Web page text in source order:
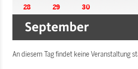
28
29 30
An diesem Tag findet keine Veranstaltung